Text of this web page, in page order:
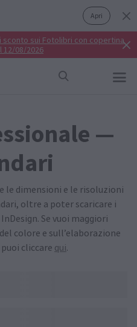
Apri
sconto sui Fotolibri con copertina
12/08/2026
—
le dimensioni e le risoluzioni
oltre a poter scaricare i
Se vuoi maggiori
colore e sull’elaborazione
cliccare qui.